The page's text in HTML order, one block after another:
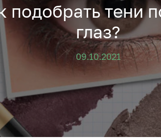
подобрать тени
глаз?
09.10.2021